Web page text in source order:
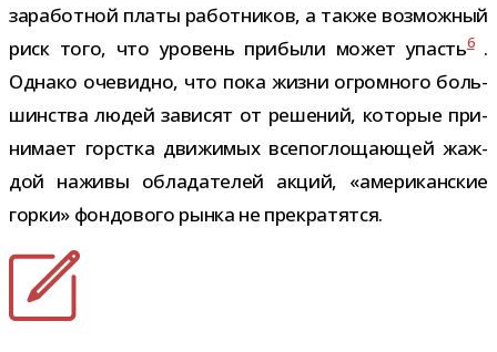
зара­бот­ной платы работ­ни­ков, а также воз­мож­ный
риск того, что уро­вень при­были может упасть6.
Однако оче­видно, что пока жизни огром­ного боль­
шин­ства людей зави­сят от реше­ний, кото­рые при­
ни­мает горстка дви­жи­мых все­по­гло­ща­ю­щей жаж­
дой наживы обла­да­те­лей акций, «аме­ри­кан­ские
горки» фон­до­вого рынка не прекратятся.